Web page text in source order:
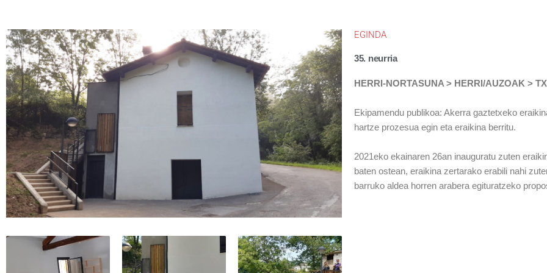
EGINDA
35. neurria
HERRI-NORTASUNA > HERRI/AUZOAK >
Ekipamendu publikoa: Akerra gaztetxeko
hartze prozesua egin eta eraikina berritu.
2021eko ekainaren 26an inauguratu zuten
baten ostean, eraikina zertarako erabili nahi
barruko aldea horren arabera egituratzeko